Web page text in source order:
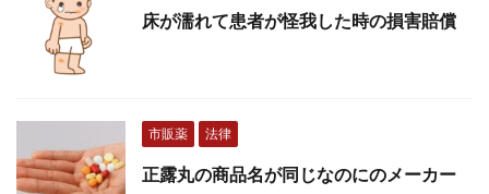
床が濡れて患者が怪我した時の損害賠償
市販薬 法律
正露丸の商品名が同じなのにのメーカー